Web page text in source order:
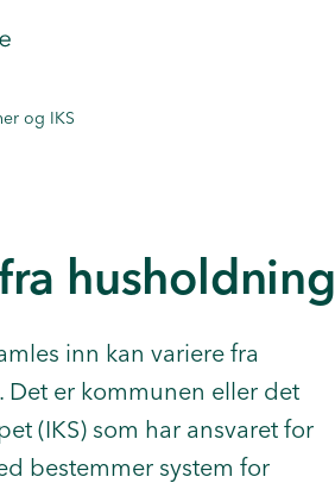
og IKS
husholdning
inn kan variere fra
er kommunen eller det
(IKS) som har ansvaret for
bestemmer system for